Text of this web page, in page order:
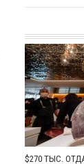
$270 ТЫС.